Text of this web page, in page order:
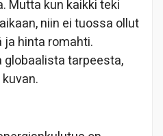
Mutta kun kaikki teki
niin ei tuossa ollut
hinta romahti.
globaalista tarpeesta,